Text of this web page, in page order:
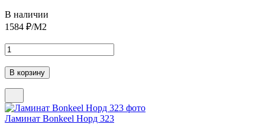
В наличии
1584 ₽/М2
Ламинат Bonkeel Норд 323